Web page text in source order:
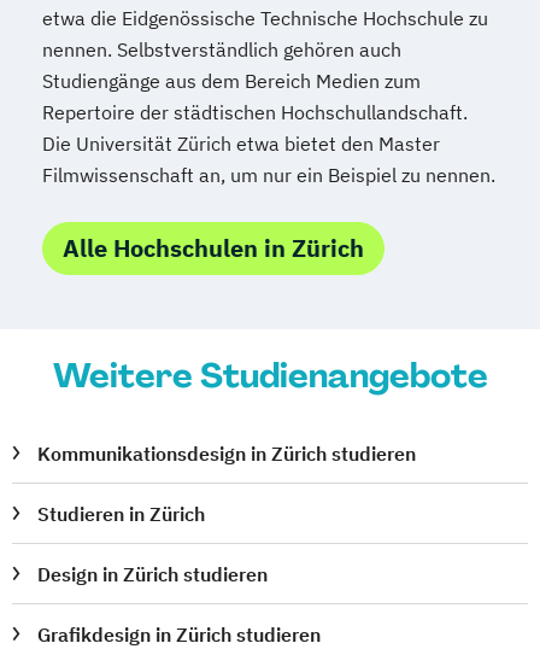
etwa die Eidgenössische Technische Hochschule zu
nennen. Selbstverständlich gehören auch
Studiengänge aus dem Bereich Medien zum
Repertoire der städtischen Hochschullandschaft.
Die Universität Zürich etwa bietet den Master
Filmwissenschaft an, um nur ein Beispiel zu nennen.
Alle Hochschulen in Zürich
Weitere Studienangebote
Kommunikationsdesign in Zürich studieren
Studieren in Zürich
Design in Zürich studieren
Grafikdesign in Zürich studieren